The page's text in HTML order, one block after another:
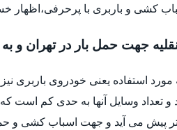
کشی و باربری با
جهت حمل بار در تهران و
استفاده یعنی خودروی باربری
و تعداد وسایل آنها به حدی کم است
پیش می آید و جهت اسباب کشی و